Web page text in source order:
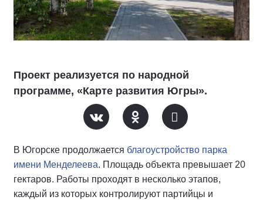
Проект реализуется по народной
программе, «Карте развития Югры».
В Югорске продолжается благоустройство парка
имени Менделеева. Площадь объекта превышает 20
гектаров. Работы проходят в несколько этапов,
каждый из которых контролируют партийцы и